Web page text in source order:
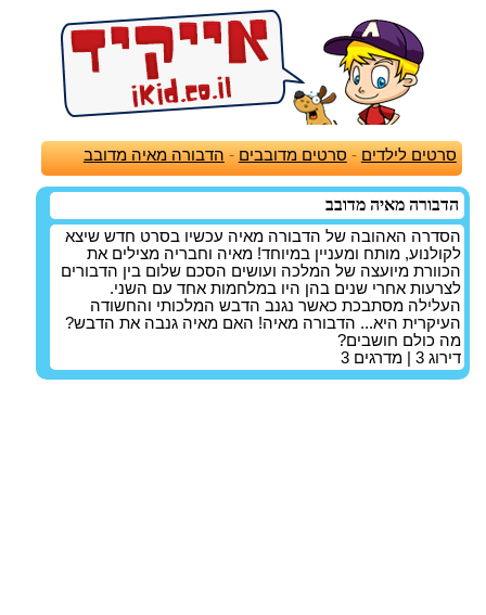
סרטים לילדים - סרטים מדובבים - הדבורה מאיה מדובב
הדבורה מאיה מדובב
הסדרה האהובה של הדבורה מאיה עכשיו בסרט חדש שיצא
לקולנוע, מותח ומעניין במיוחד! מאיה וחבריה מצילים את
הכוורת מיועצה של המלכה ועושים הסכם שלום בין הדבורים
לצרעות אחרי שנים בהן היו במלחמות אחד עם השני.
העלילה מסתבכת כאשר נגנב הדבש המלכותי והחשודה
העיקרית היא... הדבורה מאיה! האם מאיה גנבה את הדבש?
מה כולם חושבים?
דירוג 3 | מדרגים 3